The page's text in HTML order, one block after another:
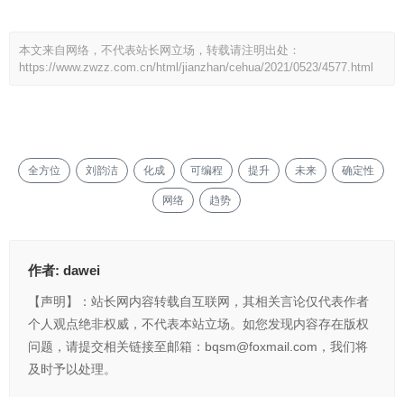
本文来自网络，不代表站长网立场，转载请注明出处：
https://www.zwzz.com.cn/html/jianzhan/cehua/2021/0523/4577.html
全方位 刘韵洁 化成 可编程 提升 未来 确定性
网络 趋势
作者: dawei
【声明】：站长网内容转载自互联网，其相关言论仅代表作者
个人观点绝非权威，不代表本站立场。如您发现内容存在版权
问题，请提交相关链接至邮箱：bqsm@foxmail.com，我们将
及时予以处理。